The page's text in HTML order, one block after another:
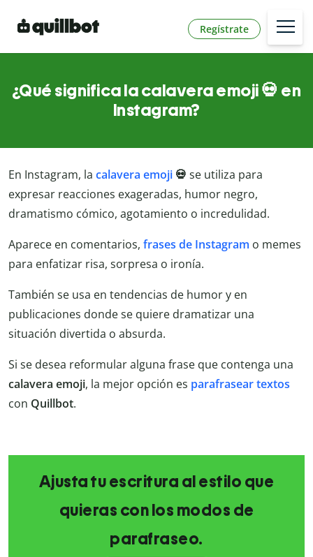
Regístrate
¿Qué significa la calavera emoji 💀 en
Instagram?
En Instagram, la calavera emoji 💀 se utiliza para
expresar reacciones exageradas, humor negro,
dramatismo cómico, agotamiento o incredulidad.
Aparece en comentarios, frases de Instagram o memes
para enfatizar risa, sorpresa o ironía.
También se usa en tendencias de humor y en
publicaciones donde se quiere dramatizar una
situación divertida o absurda.
Si se desea reformular alguna frase que contenga una
calavera emoji, la mejor opción es parafrasear textos
con Quillbot.
Ajusta tu escritura al estilo que
quieras con los modos de
parafraseo.